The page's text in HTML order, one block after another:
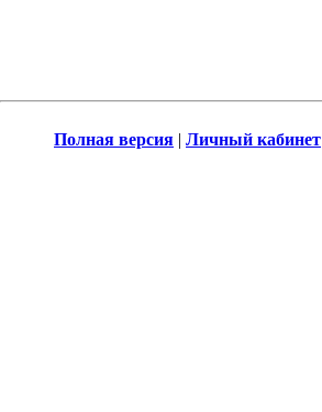
Полная версия | Личный кабинет